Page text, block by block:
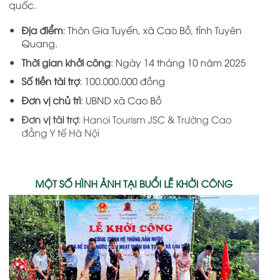
quốc.
Địa điểm: Thôn Gia Tuyến, xã Cao Bồ, tỉnh Tuyên
Quang.
Thời gian khởi công: Ngày 14 tháng 10 năm 2025
Số tiền tài trợ: 100.000.000 đồng
Đơn vị chủ trì: UBND xã Cao Bồ
Đơn vị tài trợ: Hanoi Tourism JSC & Trường Cao
đẳng Y tế Hà Nội
MỘT SỐ HÌNH ẢNH TẠI BUỔI LỄ KHỞI CÔNG